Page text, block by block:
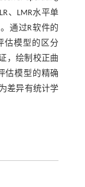
、LMR水平单
通过R软件的
估模型的区分
，绘制校正曲
估模型的精确
差异有统计学